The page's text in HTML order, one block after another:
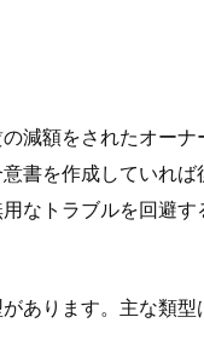
減額をされたオーナ
書を作成していれ
なトラブルを回避
あります。主な類型